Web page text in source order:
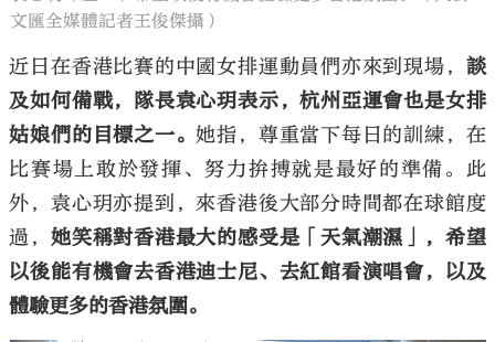
文匯全媒體記者王俊傑攝）
近日在香港比賽的中國女排運動員們亦來到現場， 談
及如何備戰，隊長袁心玥表示，杭州亞運會也是女排
姑娘們的目標之一。她指，尊重當下每日的訓練，在
比賽場上敢於發揮、努力拚搏就是最好的準備。此
外，袁心玥亦提到，來香港後大部分時間都在球館度
過， 她笑稱對香港最大的感受是「天氣潮濕」，希望
以後能有機會去香港迪士尼、去紅館看演唱會，以及
體驗更多的香港氛圍。